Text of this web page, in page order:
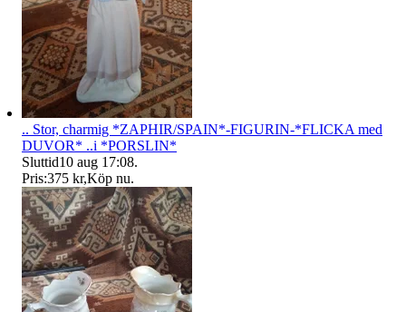
.. Stor, charmig *ZAPHIR/SPAIN*-FIGURIN-*FLICKA med
DUVOR* ..i *PORSLIN*
Sluttid10 aug 17:08.
Pris:375 kr,Köp nu.